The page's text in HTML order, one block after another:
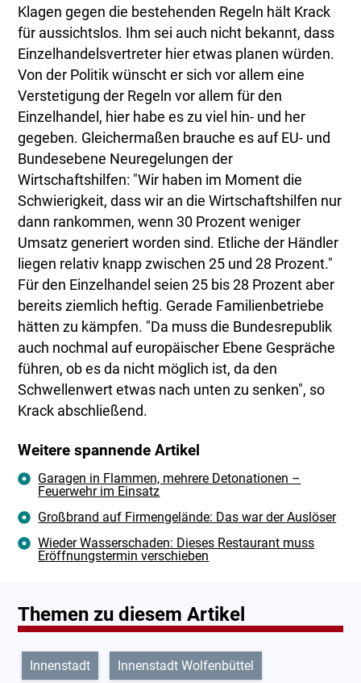
Klagen gegen die bestehenden Regeln hält Krack
für aussichtslos. Ihm sei auch nicht bekannt, dass
Einzelhandelsvertreter hier etwas planen würden.
Von der Politik wünscht er sich vor allem eine
Verstetigung der Regeln vor allem für den
Einzelhandel, hier habe es zu viel hin- und her
gegeben. Gleichermaßen brauche es auf EU- und
Bundesebene Neuregelungen der
Wirtschaftshilfen: "Wir haben im Moment die
Schwierigkeit, dass wir an die Wirtschaftshilfen nur
dann rankommen, wenn 30 Prozent weniger
Umsatz generiert worden sind. Etliche der Händler
liegen relativ knapp zwischen 25 und 28 Prozent."
Für den Einzelhandel seien 25 bis 28 Prozent aber
bereits ziemlich heftig. Gerade Familienbetriebe
hätten zu kämpfen. "Da muss die Bundesrepublik
auch nochmal auf europäischer Ebene Gespräche
führen, ob es da nicht möglich ist, da den
Schwellenwert etwas nach unten zu senken", so
Krack abschließend.
Weitere spannende Artikel
Garagen in Flammen, mehrere Detonationen –
Feuerwehr im Einsatz
Großbrand auf Firmengelände: Das war der Auslöser
Wieder Wasserschaden: Dieses Restaurant muss
Eröffnungstermin verschieben
Themen zu diesem Artikel
Innenstadt Innenstadt Wolfenbüttel